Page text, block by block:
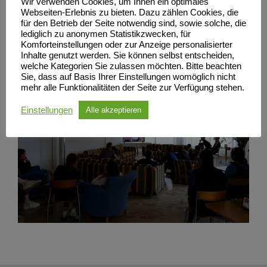
Die zur Zeit in Italien weilenden Nachwuchstriathleten
nutzen eine trainingsfreie Zeit, um mit Lena mitzufiebern.
Webseiten-Erlebnis zu bieten. Dazu zählen Cookies, die
für den Betrieb der Seite notwendig sind, sowie solche, die
lediglich zu anonymen Statistikzwecken, für
Komforteinstellungen oder zur Anzeige personalisierter
Inhalte genutzt werden. Sie können selbst entscheiden,
welche Kategorien Sie zulassen möchten. Bitte beachten
Sie, dass auf Basis Ihrer Einstellungen womöglich nicht
mehr alle Funktionalitäten der Seite zur Verfügung stehen.
Einstellungen Alle akzeptieren